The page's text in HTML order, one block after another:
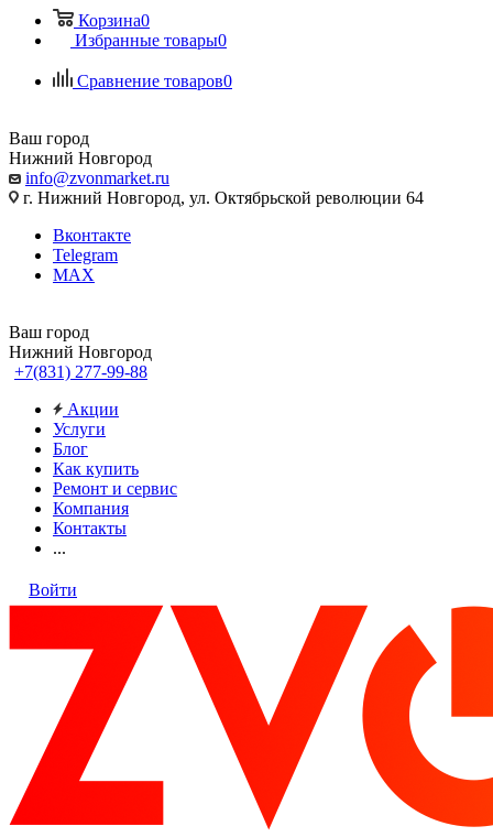
Корзина0
Избранные товары0
Сравнение товаров0
Ваш город
Нижний Новгород
info@zvonmarket.ru
г. Нижний Новгород, ул. Октябрьской революции 64
Вконтакте
Telegram
MAX
Ваш город
Нижний Новгород
+7(831) 277-99-88
Акции
Услуги
Блог
Как купить
Ремонт и сервис
Компания
Контакты
...
Войти